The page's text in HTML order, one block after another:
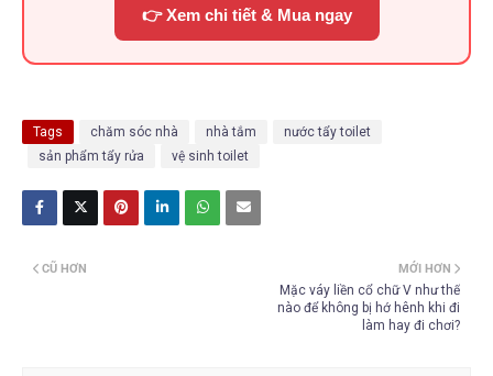
👉 Xem chi tiết & Mua ngay
Tags chăm sóc nhà nhà tắm
nước tẩy toilet
sản phẩm tẩy rửa
vệ sinh toilet
MỚI HƠN
Mặc váy liền cổ chữ V như thế
nào để không bị hớ hênh khi đi
làm hay đi chơi?
CŨ HƠN